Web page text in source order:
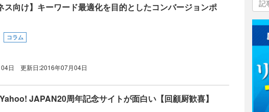
ス向け】キーワード最適化を目的としたコンバージョンポ
コラム
日 更新日:2016年07月04日
JAPAN20周年記念サイトが面白い【回顧厨歓喜】